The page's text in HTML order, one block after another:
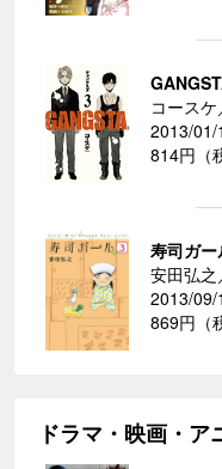
コース
2013/01/
814円（
寿司ガ
安田弘之
2013/09/
869円（
ドラマ・映画・